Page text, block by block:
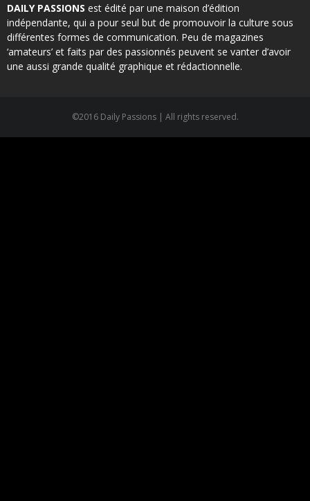
DAILY PASSIONS est édité par une maison d’édition
indépendante, qui a pour seul but de promouvoir la culture sous
différentes formes de communication. Peu de magazines
‘amateurs’ et faits par des passionnés peuvent se vanter d’avoir
une aussi grande qualité graphique et rédactionnelle.
©2016 Daily Passions | All rights reserved.